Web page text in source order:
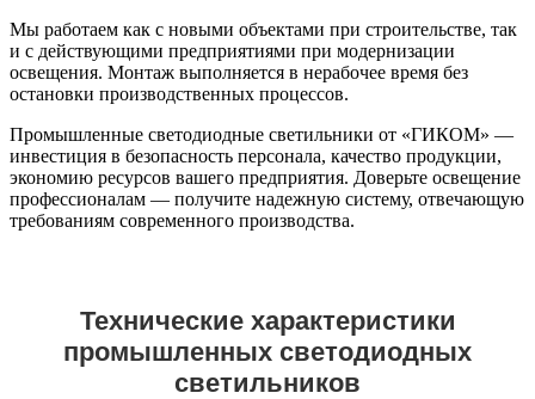
Мы работаем как с новыми объектами при строительстве, так
и с действующими предприятиями при модернизации
освещения. Монтаж выполняется в нерабочее время без
остановки производственных процессов.
Промышленные светодиодные светильники от «ГИКОМ» —
инвестиция в безопасность персонала, качество продукции,
экономию ресурсов вашего предприятия. Доверьте освещение
профессионалам — получите надежную систему, отвечающую
требованиям современного производства.
Технические характеристики
промышленных светодиодных
светильников